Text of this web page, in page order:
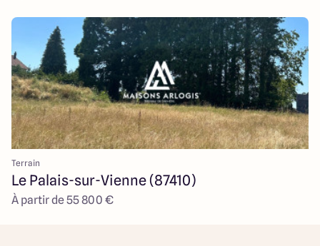
Terrain
Le Palais-sur-Vienne (87410)
À partir de 55 800 €